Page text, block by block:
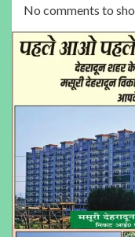
No comments to